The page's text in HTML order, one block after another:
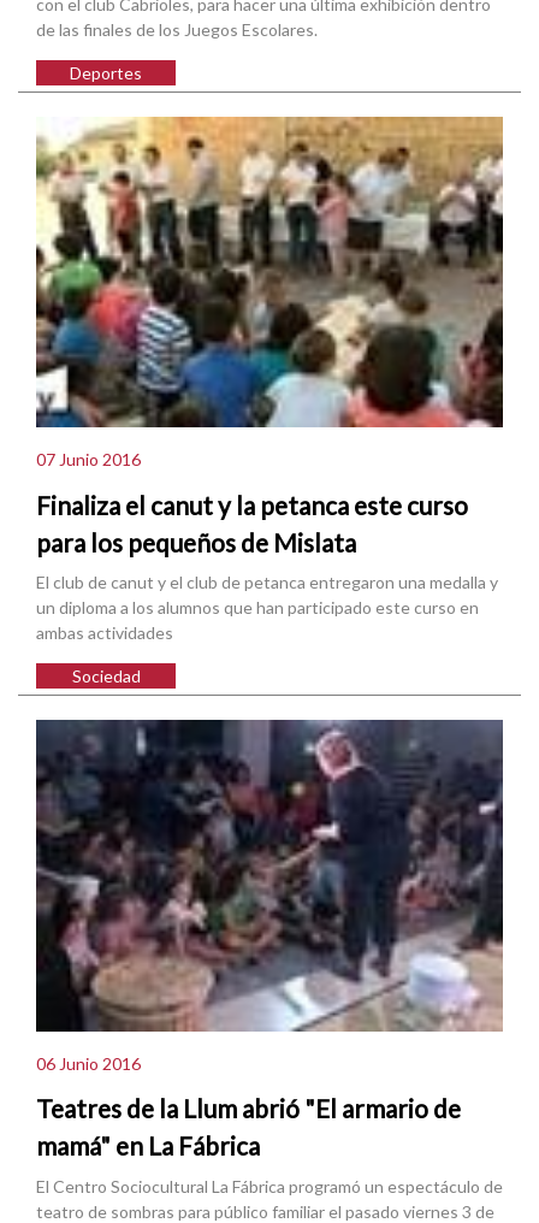
de las finales de los Juegos Escolares.
Deportes
07 Junio 2016
Finaliza el canut y la petanca este curso
para los pequeños de Mislata
El club de canut y el club de petanca entregaron una medalla y
un diploma a los alumnos que han participado este curso en
ambas actividades
Sociedad
06 Junio 2016
Teatres de la Llum abrió "El armario de
mamá" en La Fábrica
El Centro Sociocultural La Fábrica programó un espectáculo de
teatro de sombras para público familiar el pasado viernes 3 de